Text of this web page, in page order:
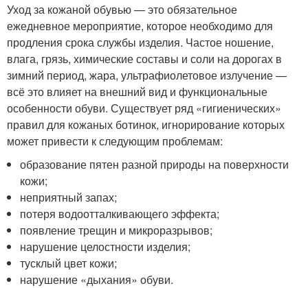
Уход за кожаной обувью — это обязательное
ежедневное мероприятие, которое необходимо для
продления срока службы изделия. Частое ношение,
влага, грязь, химические составы и соли на дорогах в
зимний период, жара, ультрафиолетовое излучение —
всё это влияет на внешний вид и функциональные
особенности обуви. Существует ряд «гигиенических»
правил для кожаных ботинок, игнорирование которых
может привести к следующим проблемам:
образование пятен разной природы на поверхности
кожи;
неприятный запах;
потеря водоотталкивающего эффекта;
появление трещин и микроразрывов;
нарушение целостности изделия;
тусклый цвет кожи;
нарушение «дыхания» обуви.